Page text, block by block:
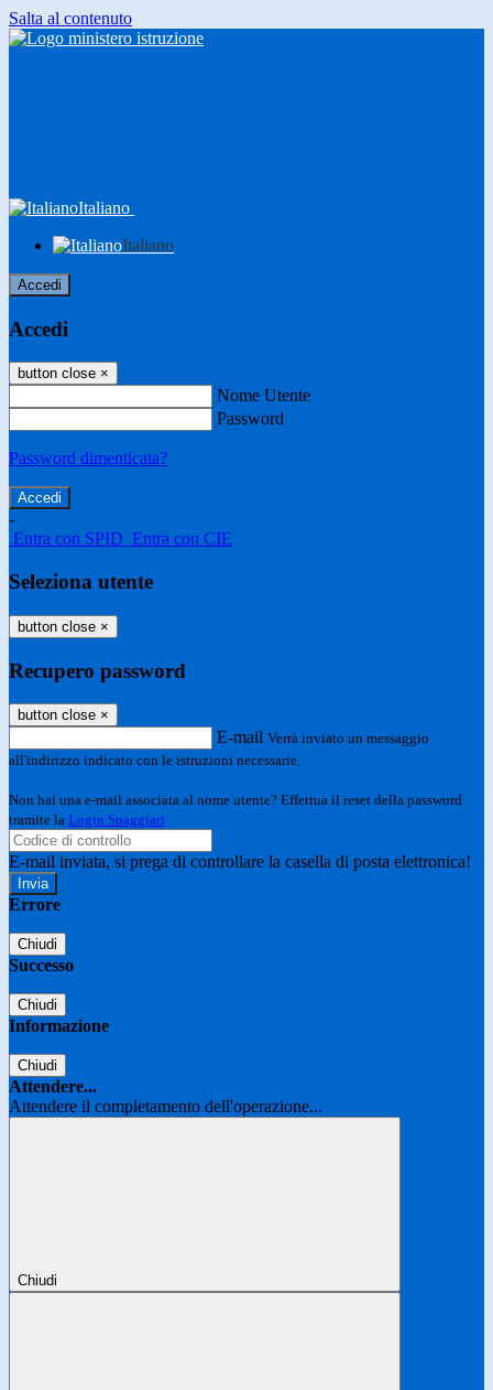
Salta al contenuto
Italiano
Italiano
Accedi
Accedi
button close ×
Nome Utente
Password
Password dimenticata?
-
Entra con SPID Entra con CIE
Seleziona utente
button close ×
Recupero password
button close ×
E-mail Verrà inviato un messaggio
all'indirizzo indicato con le istruzioni necessarie.
Non hai una e-mail associata al nome utente? Effettua il reset della password
tramite la Login Spaggiari
E-mail inviata, si prega di controllare la casella di posta elettronica!
Errore
Chiudi
Successo
Chiudi
Informazione
Chiudi
Attendere...
Attendere il completamento dell'operazione...
Chiudi